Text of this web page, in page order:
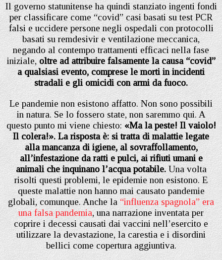
Il governo statunitense ha quindi stanziato ingenti fondi
per classificare come “covid” casi basati su test PCR
falsi e uccidere persone negli ospedali con protocolli
basati su remdesivir e ventilazione meccanica,
negando al contempo trattamenti efficaci nella fase
iniziale,oltre ad attribuire falsamente la causa “covid”
a qualsiasi evento, comprese le morti in incidenti
stradali e gli omicidi con armi da fuoco.
Le pandemie non esistono affatto. Non sono possibili
in natura. Se lo fossero state, non saremmo qui. A
questo punto mi viene chiesto:«Ma la peste! Il vaiolo!
Il colera!». La risposta è: si tratta di malattie legate
alla mancanza di igiene, al sovraffollamento,
all’infestazione da ratti e pulci, ai rifiuti umani e
animali che inquinano l’acqua potabile.Una volta
risolti questi problemi, le epidemie non esistono. E
queste malattie non hanno mai causato pandemie
globali, comunque. Anche la“influenza spagnola” era
una falsa pandemia, una narrazione inventata per
coprire i decessi causati dai vaccini nell’esercito e
utilizzare la devastazione, la carestia e i disordini
bellici come copertura aggiuntiva.